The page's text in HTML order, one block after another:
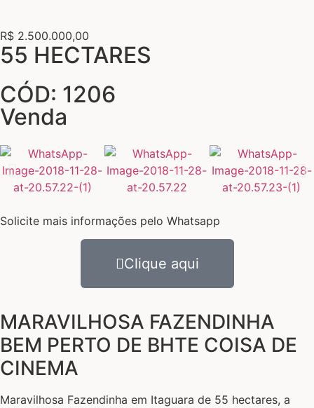
R$ 2.500.000,00
55 HECTARES
CÓD: 1206
Venda
Solicite mais informações pelo Whatsapp
Clique aqui
MARAVILHOSA FAZENDINHA
BEM PERTO DE BHTE COISA DE
CINEMA
Maravilhosa Fazendinha em Itaguara de 55 hectares, a